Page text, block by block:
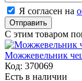
Я согласен на
Отправить
С этим товаром
Можжевельник
Код: 370069
Есть в наличии